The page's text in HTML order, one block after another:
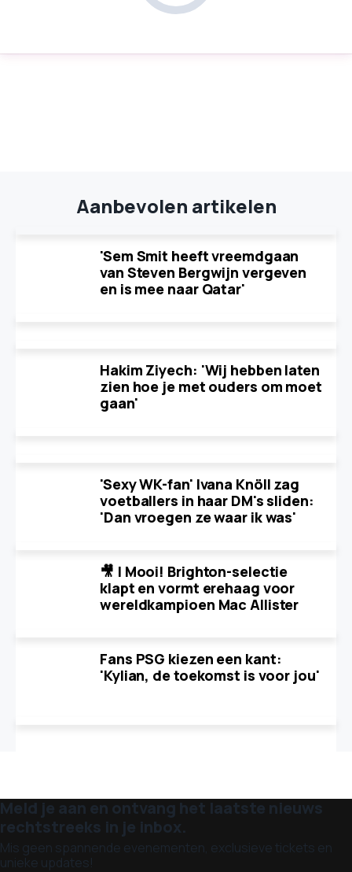
Aanbevolen artikelen
'Sem Smit heeft vreemdgaan
van Steven Bergwijn vergeven
en is mee naar Qatar'
Hakim Ziyech: 'Wij hebben laten
zien hoe je met ouders om moet
gaan'
'Sexy WK-fan' Ivana Knöll zag
voetballers in haar DM's sliden:
'Dan vroegen ze waar ik was'
🎥 | Mooi! Brighton-selectie
klapt en vormt erehaag voor
wereldkampioen Mac Allister
Fans PSG kiezen een kant:
'Kylian, de toekomst is voor jou'
Meld je aan en ontvang het laatste nieuws
rechtstreeks in je inbox.
Mis geen spannende evenementen, exclusieve tickets en
unieke updates!